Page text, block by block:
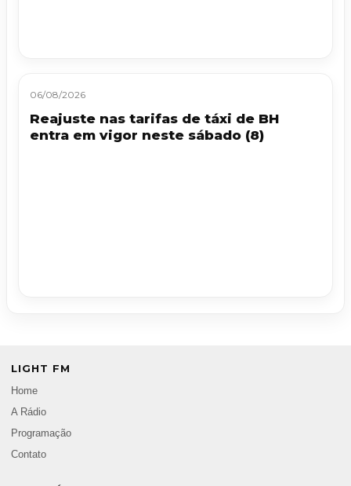
06/08/2026
Reajuste nas tarifas de táxi de BH
entra em vigor neste sábado (8)
LIGHT FM
Home
A Rádio
Programação
Contato